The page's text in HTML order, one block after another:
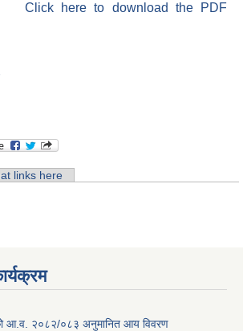
Click here to download the PDF
links here
आ.व. २०८२/०८३ अनुमानित आय विवरण